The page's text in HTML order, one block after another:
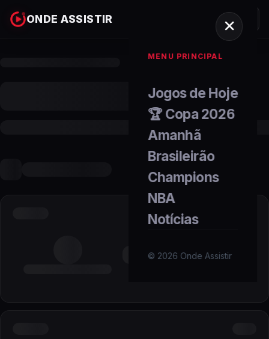
ONDE ASSISTIR
MENU PRINCIPAL
Jogos de Hoje
🏆 Copa 2026
Amanhã
Brasileirão
Champions
NBA
Notícias
© 2026 Onde Assistir